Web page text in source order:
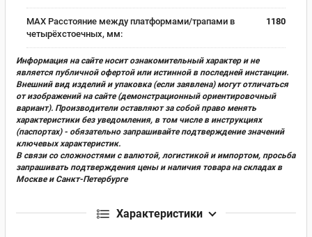
MAX Расстояние между платформами/трапами в
четырёхстоечных, мм:
1180
Информация на сайте носит ознакомительный характер и не
является публичной офертой или истинной в последней инстанции.
Внешний вид изделий и упаковка (если заявлена) могут отличаться
от изображений на сайте (демонстрационный ориентировочный
вариант). Производители оставляют за собой право менять
характеристики без уведомления, в том числе в инструкциях
(паспортах) - обязательно запрашивайте подтверждение значений
ключевых характеристик.
В связи со сложностями с валютой, логистикой и импортом, просьба
запрашивать подтверждения цены и наличия товара на складах в
Москве и Санкт-Петербурге
Характеристики